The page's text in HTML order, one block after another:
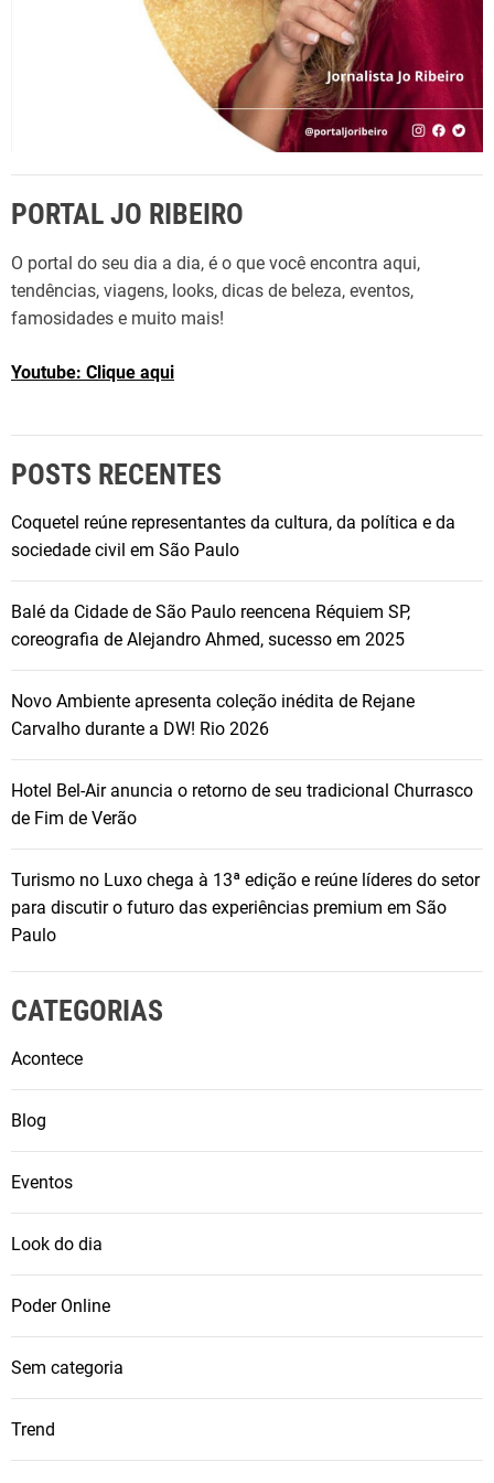
PORTAL JO RIBEIRO
O portal do seu dia a dia, é o que você encontra aqui,
tendências, viagens, looks, dicas de beleza, eventos,
famosidades e muito mais!
Youtube: Clique aqui
POSTS RECENTES
Coquetel reúne representantes da cultura, da política e da
sociedade civil em São Paulo
Balé da Cidade de São Paulo reencena Réquiem SP,
coreografia de Alejandro Ahmed, sucesso em 2025
Novo Ambiente apresenta coleção inédita de Rejane
Carvalho durante a DW! Rio 2026
Hotel Bel-Air anuncia o retorno de seu tradicional Churrasco
de Fim de Verão
Turismo no Luxo chega à 13ª edição e reúne líderes do setor
para discutir o futuro das experiências premium em São
Paulo
CATEGORIAS
Acontece
Blog
Eventos
Look do dia
Poder Online
Sem categoria
Trend